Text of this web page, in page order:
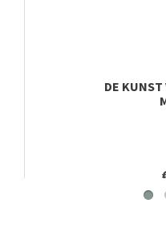
DE